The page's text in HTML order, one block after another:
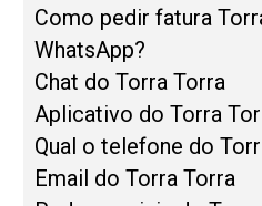
Como pedir fatura
WhatsApp?
Chat do Torra Torra
Aplicativo do Torra
Qual o telefone do
Email do Torra Torra